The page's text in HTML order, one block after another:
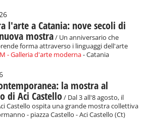
l'arte a Catania: nove secoli di
mostra/ Un anniversario che
forma attraverso i linguaggi dell'arte
- Galleria d'arte moderna- Catania
la mostra al
di Aci Castello/ Dal 3 all'8 agosto, il
Castello ospita una grande mostra collettiva
- piazza Castello - Aci Castello (Ct)